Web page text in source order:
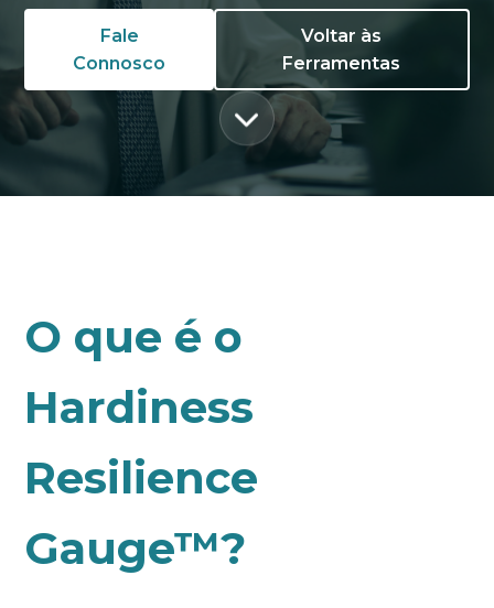
Fale
Connosco
Voltar às
Ferramentas
O que é o
Hardiness
Resilience
Gauge™?